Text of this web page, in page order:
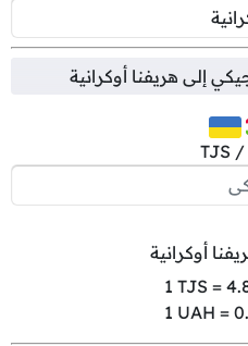
إلى هريفنا أوكرانية
TJS /
أوكرانية
1 TJS =
1 UAH =